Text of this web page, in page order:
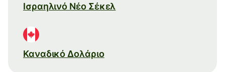
Ισραηλινό Νέο Σέκελ
Καναδικό Δολάριο